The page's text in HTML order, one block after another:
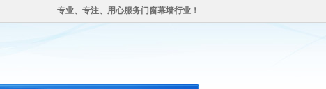
专业、专注、用心服务门窗幕墙行业！